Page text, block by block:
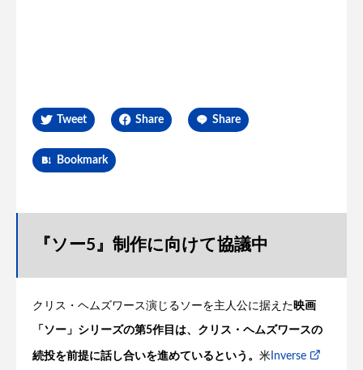
Tweet Share Share
Bookmark
『ソー5』制作に向けて協議中
クリス・ヘムズワース演じるソーを主人公に据えた映画
「ソー」シリーズの第5作目は、クリス・ヘムズワースの
続投を前提に話し合いを進めているという。 米 Inverse